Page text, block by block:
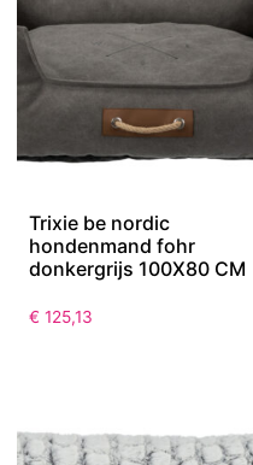
Trixie be nordic
hondenmand fohr
donkergrijs 100X80 CM
€ 125,13